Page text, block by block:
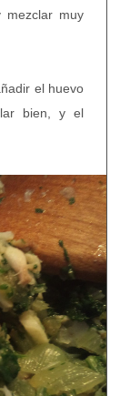
mezclar muy
el huevo
bien, y el